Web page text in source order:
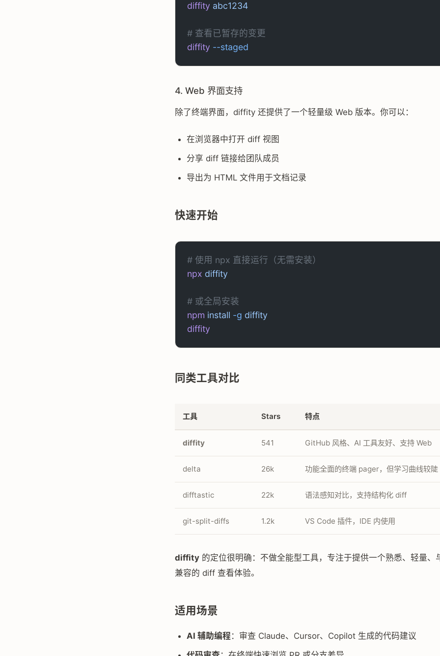
diffity abc1234
# 查看已暂存的变更
diffity --staged
4. Web 界面支持
除了终端界面，diffity 还提供了一个轻量级 Web 版本。你可以：
在浏览器中打开 diff 视图
分享 diff 链接给团队成员
导出为 HTML 文件用于文档记录
快速开始
# 使用 npx 直接运行（无需安装）
npx diffity
# 或全局安装
npm install -g diffity
diffity
同类工具对比
工具 Stars 特点
diffity 541 GitHub 风格、AI 工具友好、支持 Web
delta 26k 功能全面的终端 pager，但学习曲线较陡
difftastic 22k 语法感知对比，支持结构化 diff
git-split-diffs 1.2k VS Code 插件，IDE 内使用
diffity 的定位很明确：不做全能型工具，专注于提供一个熟悉、轻量、
兼容的 diff 查看体验。
适用场景
AI 辅助编程 ：审查 Claude、Cursor、Copilot 生成的代码建议